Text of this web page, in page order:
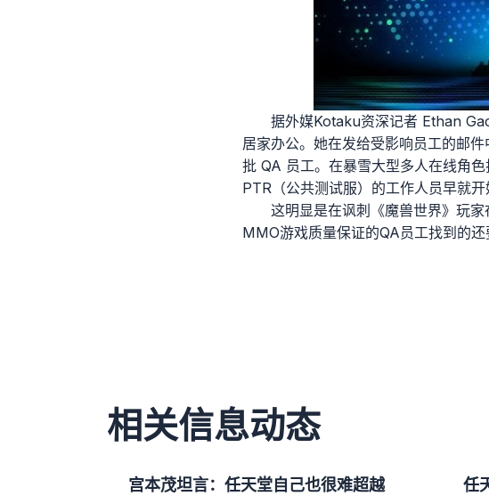
据外媒Kotaku资深记者 Ethan
居家办公。她在发给受影响员工的邮
批 QA 员工。在暴雪大型多人在线角
PTR（公共测试服）的工作人员早就
这明显是在讽刺《魔兽世界》玩
MMO游戏质量保证的QA员工找到的还
相关信息动态
宫本茂坦言：任天堂自己也很难超越
任